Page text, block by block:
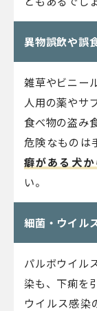
異物誤飲や誤
雑草やビニー
人用の薬やサ
食べ物の盗み
危険なものは
癖がある犬
い。
細菌・ウイル
パルボウイル
染も、下痢を
ウイルス感染